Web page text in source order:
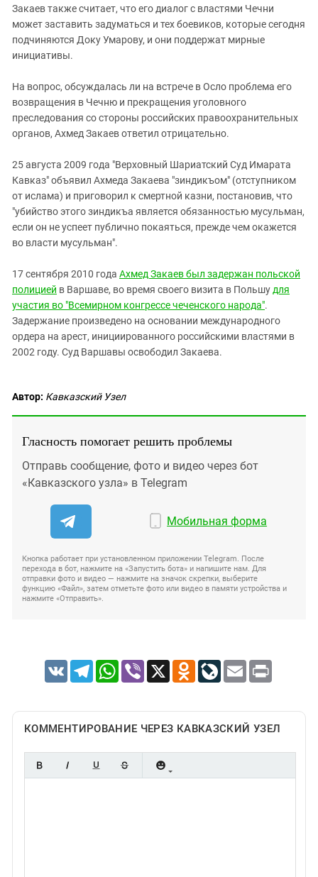
Закаев также считает, что его диалог с властями Чечни
может заставить задуматься и тех боевиков, которые сегодня
подчиняются Доку Умарову, и они поддержат мирные
инициативы.
На вопрос, обсуждалась ли на встрече в Осло проблема его
возвращения в Чечню и прекращения уголовного
преследования со стороны российских правоохранительных
органов, Ахмед Закаев ответил отрицательно.
25 августа 2009 года "Верховный Шариатский Суд Имарата
Кавказ" объявил Ахмеда Закаева "зиндикъом" (отступником
от ислама) и приговорил к смертной казни, постановив, что
"убийство этого зиндикъа является обязанностью мусульман,
если он не успеет публично покаяться, прежде чем окажется
во власти мусульман".
17 сентября 2010 года Ахмед Закаев был задержан польской
полицией в Варшаве, во время своего визита в Польшудля
участия во "Всемирном конгрессе чеченского народа".
Задержание произведено на основании международного
ордера на арест, инициированного российскими властями в
2002 году. Суд Варшавы освободил Закаева.
Автор: Кавказский Узел
Гласность помогает решить проблемы
Отправь сообщение, фото и видео через бот
«Кавказского узла» в Telegram
Мобильная форма
Кнопка работает при установленном приложении Telegram. После
перехода в бот, нажмите на «Запустить бота» и напишите нам. Для
отправки фото и видео — нажмите на значок скрепки, выберите
функцию «Файл», затем отметьте фото или видео в памяти устройства и
нажмите «Отправить».
VK TelegramWhatsApp
Viber X Odnoklassniki
LiveJournal
Email Print
КОММЕНТИРОВАНИЕ ЧЕРЕЗ КАВКАЗСКИЙ УЗЕЛ